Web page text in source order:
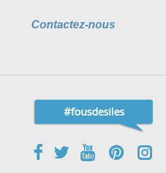
Contactez-nous
#fousdesiles